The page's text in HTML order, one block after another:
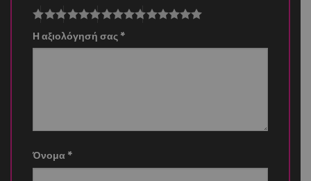
Η αξιολόγησή σας *
Όνομα *